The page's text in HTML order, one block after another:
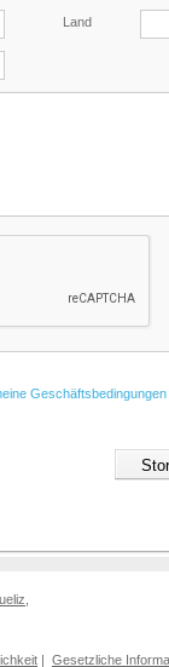
Land
Geschäftsbedingungen
| Gesetzliche